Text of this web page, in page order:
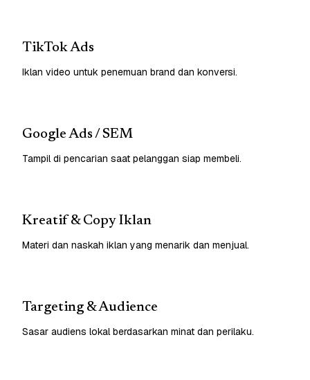
TikTok Ads
Iklan video untuk penemuan brand dan konversi.
Google Ads / SEM
Tampil di pencarian saat pelanggan siap membeli.
Kreatif & Copy Iklan
Materi dan naskah iklan yang menarik dan menjual.
Targeting & Audience
Sasar audiens lokal berdasarkan minat dan perilaku.